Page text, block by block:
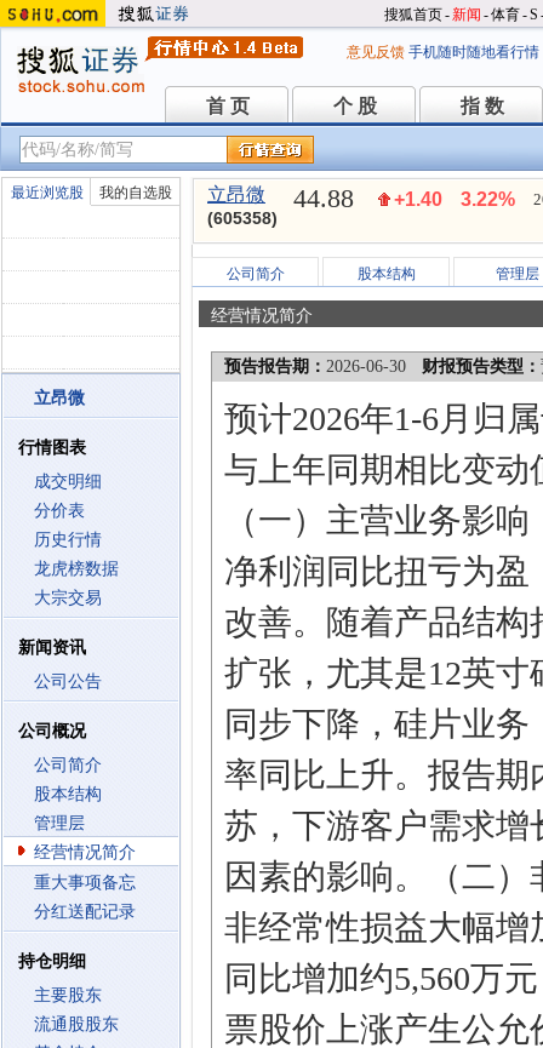
搜狐首页-新闻 -体育-S
意见反馈 手机随时随地看行情
首 页
首 页 个 股
个 股 指 数
指 数
最近浏览股 我的自选股
立昂微
行情图表
成交明细
分价表
历史行情
龙虎榜数据
大宗交易
新闻资讯
公司公告
公司概况
公司简介
股本结构
管理层
经营情况简介
重大事项备忘
分红送配记录
持仓明细
主要股东
流通股股东
立昂微
(605358)
44.88 +1.40 3.22%
公司简介 股本结构 管理层
经营情况简介
预告报告期： 2026-06-30 财报预告类型：
预计2026年1-6月归
与上年同期相比变动
（一）主营业务影
净利润同比扭亏为
改善。随着产品结
扩张，尤其是12英
同步下降，硅片业
率同比上升。报告
苏，下游客户需求
因素的影响。（二
非经常性损益大幅
同比增加约5,560万
票股价上涨产生公